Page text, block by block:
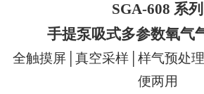
SGA-608 系列
手提泵吸式多参数氧气
全触摸屏│真空采样│样气预处
便两用